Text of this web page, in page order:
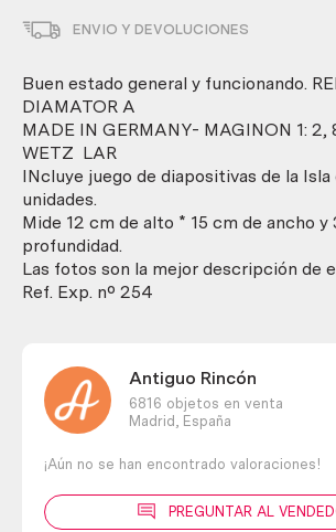
cantidad
ENVIO Y DEVOLUCIONES
Buen estado general y funcionando.
DIAMATOR A
MADE IN GERMANY- MAGINON 1: 2,
WETZ LAR
INcluye juego de diapositivas de la Isla
unidades.
Mide 12 cm de alto * 15 cm de ancho y
profundidad.
Las fotos son la mejor descripción de
Ref. Exp. nº 254
Antiguo Rincón
6816 objetos en venta
Madrid,
España
¡Aún no se han encontrado valoraciones!
PREGUNTAR AL